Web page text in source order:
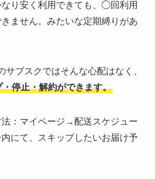
り安く利用できても、◯回利用
ません。みたいな定期縛りがあ
サブスクではそんな心配はなく、
停止・解約ができます。
法：マイページ→配送スケジュー
にて、スキップしたいお届け予